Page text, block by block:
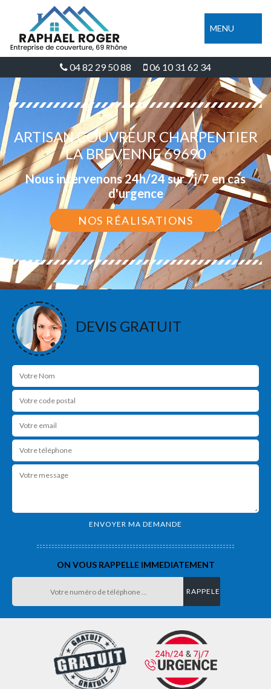
MENU
04 82 29 50 88 06 10 31 62 34
ARTISAN COUVREUR CHARPENTIER
LA BREVENNE 69690
Nous intervenons 24h/24 sur 7j/7 en cas
d'urgence
NOS RÉALISATIONS
DEVIS GRATUIT
ON VOUS RAPPELLE IMMEDIATEMENT